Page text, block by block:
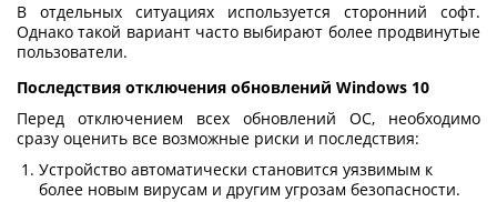
В отдельных ситуациях используется сторонний софт.
Однако такой вариант часто выбирают более продвинутые
пользователи.
Последствия отключения обновлений Windows 10
Перед отключением всех обновлений ОС, необходимо
сразу оценить все возможные риски и последствия:
Устройство автоматически становится уязвимым к
более новым вирусам и другим угрозам безопасности.